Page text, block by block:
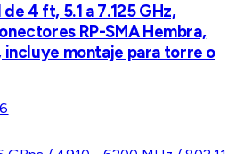
4 ft, 5.1 a 7.125 GHz,
RP-SMA Hembra,
incluye montaje para torre o